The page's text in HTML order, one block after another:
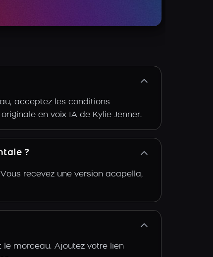
acceptez les conditions
en voix IA de Kylie Jenner.
?
recevez une version acapella,
le morceau. Ajoutez votre lien